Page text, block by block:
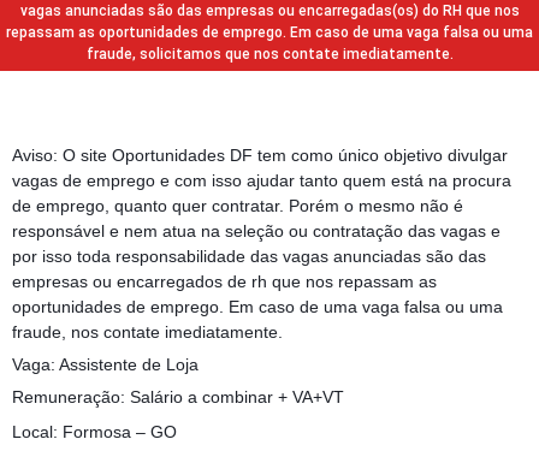
vagas anunciadas são das empresas ou encarregadas(os) do RH que nos
repassam as oportunidades de emprego. Em caso de uma vaga falsa ou uma
fraude, solicitamos que nos contate imediatamente.
Aviso: O site Oportunidades DF tem como único objetivo divulgar
vagas de emprego e com isso ajudar tanto quem está na procura
de emprego, quanto quer contratar. Porém o mesmo não é
responsável e nem atua na seleção ou contratação das vagas e
por isso toda responsabilidade das vagas anunciadas são das
empresas ou encarregados de rh que nos repassam as
oportunidades de emprego. Em caso de uma vaga falsa ou uma
fraude, nos contate imediatamente.
Vaga: Assistente de Loja
Remuneração: Salário a combinar + VA+VT
Local: Formosa – GO